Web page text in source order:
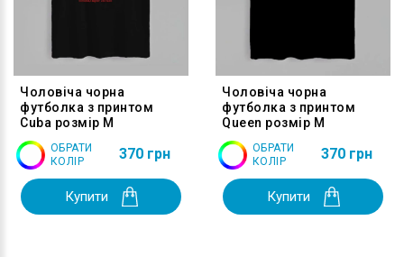
Чоловіча чорна
футболка з принтом
Cuba розмір M
ОБРАТИ
КОЛІР
370 грн
Купити
Чоловіча чорна
футболка з принтом
Queen розмір M
ОБРАТИ
КОЛІР
370 грн
Купити